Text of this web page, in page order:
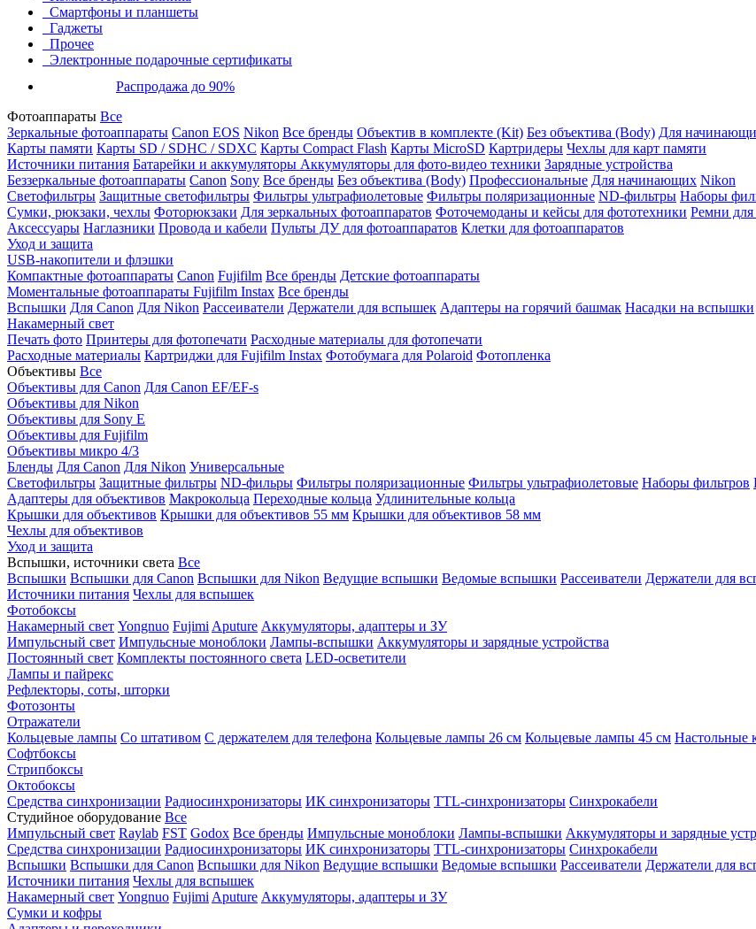
Смартфоны и планшеты
Гаджеты
Прочее
Электронные подарочные сертификаты
Распродажа до 90%
Фотоаппараты Все
Зеркальные фотоаппараты Canon EOS Nikon Все бренды Объектив в комплекте (Kit) Без объектива (Body) Для
Карты памяти Карты SD / SDHC / SDXC Карты Compact Flash Карты MicroSD Картридеры Чехлы для карт памяти
Источники питания Батарейки и аккумуляторы Аккумуляторы для фото-видео техники Зарядные устройства
Беззеркальные фотоаппараты Canon Sony Все бренды Без объектива (Body) Профессиональные Для начинающих Nikon
Светофильтры Защитные светофильтры Фильтры ультрафиолетовые Фильтры поляризационные ND-фильтры Наборы
Сумки, рюкзаки, чехлы Фоторюкзаки Для зеркальных фотоаппаратов Фоточемоданы и кейсы для фототехники Ремни для
Аксессуары Наглазники Провода и кабели Пульты ДУ для фотоаппаратов Клетки для фотоаппаратов
Уход и защита
USB-накопители и флэшки
Компактные фотоаппараты Canon Fujifilm Все бренды Детские фотоаппараты
Моментальные фотоаппараты Fujifilm Instax Все бренды
Вспышки Для Canon Для Nikon Рассеиватели Держатели для вспышек Адаптеры на горячий башмак Насадки на вспышки
Накамерный свет
Печать фото Принтеры для фотопечати Расходные материалы для фотопечати
Расходные материалы Картриджи для Fujifilm Instax Фотобумага для Polaroid Фотопленка
Объективы Все
Объективы для Canon Для Canon EF/EF-s
Объективы для Nikon
Объективы для Sony E
Объективы для Fujifilm
Объективы микро 4/3
Бленды Для Canon Для Nikon Универсальные
Светофильтры Защитные фильтры ND-фильры Фильтры поляризационные Фильтры ультрафиолетовые Наборы фильтров
Адаптеры для объективов Макрокольца Переходные кольца Удлинительные кольца
Крышки для объективов Крышки для объективов 55 мм Крышки для объективов 58 мм
Чехлы для объективов
Уход и защита
Вспышки, источники света Все
Вспышки Вспышки для Canon Вспышки для Nikon Ведущие вспышки Ведомые вспышки Рассеиватели Держатели для
Источники питания Чехлы для вспышек
Фотобоксы
Накамерный свет Yongnuo Fujimi Aputure Аккумуляторы, адаптеры и ЗУ
Импульсный свет Импульсные моноблоки Лампы-вспышки Аккумуляторы и зарядные устройства
Постоянный свет Комплекты постоянного света LED-осветители
Лампы и пайрекс
Рефлекторы, соты, шторки
Фотозонты
Отражатели
Кольцевые лампы Со штативом С держателем для телефона Кольцевые лампы 26 см Кольцевые лампы 45 см Настольные
Софтбоксы
Стрипбоксы
Октобоксы
Средства синхронизации Радиосинхронизаторы ИК синхронизаторы TTL-синхронизаторы Синхрокабели
Студийное оборудование Все
Импульсный свет Raylab FST Godox Все бренды Импульсные моноблоки Лампы-вспышки Аккумуляторы и зарядные
Средства синхронизации Радиосинхронизаторы ИК синхронизаторы TTL-синхронизаторы Синхрокабели
Вспышки Вспышки для Canon Вспышки для Nikon Ведущие вспышки Ведомые вспышки Рассеиватели Держатели для
Источники питания Чехлы для вспышек
Накамерный свет Yongnuo Fujimi Aputure Аккумуляторы, адаптеры и ЗУ
Сумки и кофры